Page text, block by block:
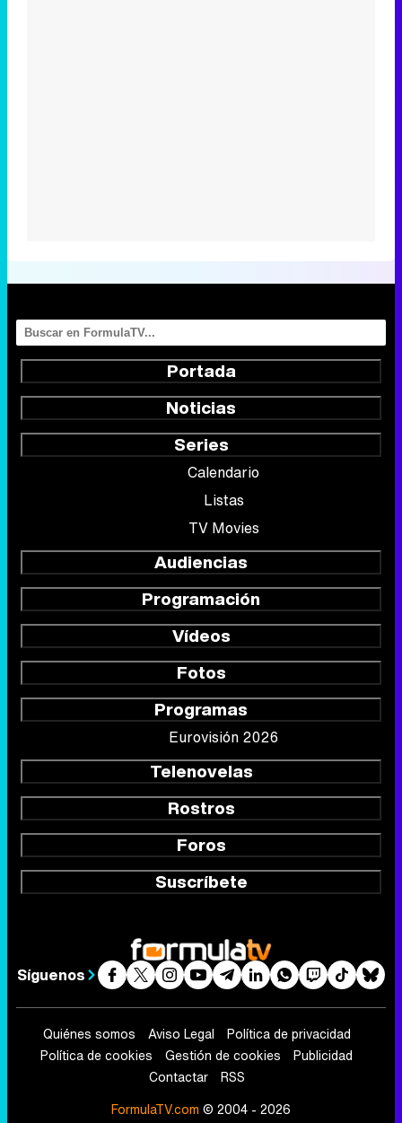
Portada
Noticias
Series
Calendario
Listas
TV Movies
Audiencias
Programación
Vídeos
Fotos
Programas
Eurovisión 2026
Telenovelas
Rostros
Foros
Suscríbete
Síguenos
Quiénes somos Aviso Legal
Política de privacidad
Política de cookies
Gestión de cookies
Publicidad
Contactar
RSS
FormulaTV.com © 2004 - 2026